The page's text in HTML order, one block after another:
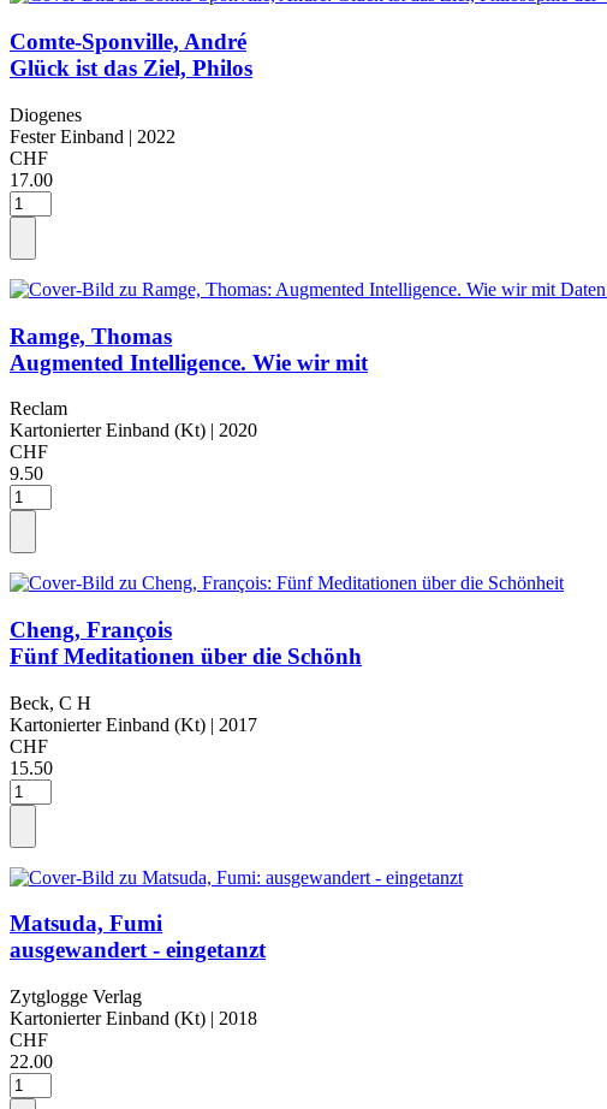
Comte-Sponville, André
Glück ist das Ziel, Philos
Diogenes
Fester Einband | 2022
CHF
17.00
Ramge, Thomas
Augmented Intelligence. Wie wir mit
Reclam
Kartonierter Einband (Kt) | 2020
CHF
9.50
Cheng, François
Fünf Meditationen über die Schönh
Beck, C H
Kartonierter Einband (Kt) | 2017
CHF
15.50
Matsuda, Fumi
ausgewandert - eingetanzt
Zytglogge Verlag
Kartonierter Einband (Kt) | 2018
CHF
22.00